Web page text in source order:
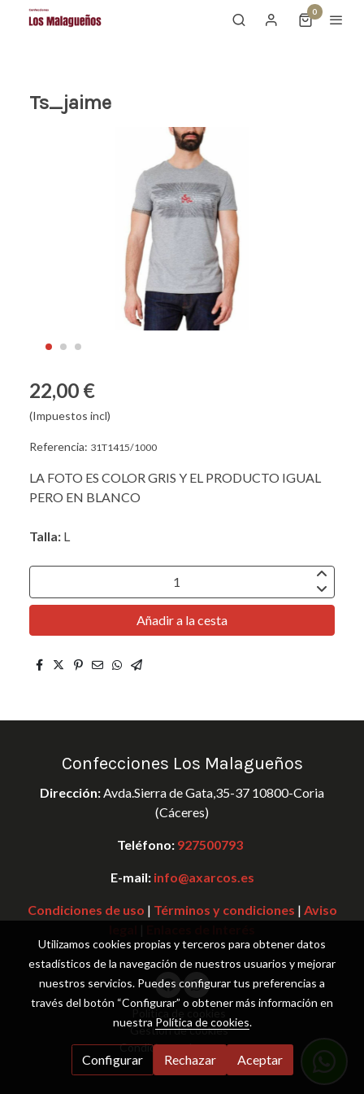
0
Ts_jaime
22,00 €
(Impuestos incl)
Referencia: 31T1415/1000
LA FOTO ES COLOR GRIS Y EL PRODUCTO IGUAL
PERO EN BLANCO
Talla: L
Añadir a la cesta
Confecciones Los Malagueños
Dirección: Avda.Sierra de Gata,35-37 10800-Coria
(Cáceres)
Teléfono: 927500793
E-mail: info@axarcos.es
Condiciones de uso | Términos y condiciones | Aviso
Política de cookies
Gestión de cookies
Condiciones de compra
Utilizamos cookies propias y terceros para obtener datos
estadísticos de la navegación de nuestros usuarios y mejorar
nuestros servicios. Puedes configurar tus preferencias a
través del botón “Configurar” o obtener más información en
nuestra Política de cookies.
Configurar Rechazar Aceptar